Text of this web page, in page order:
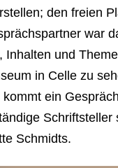
den freien
war
und
in Celle zu
ein
Schmidts.